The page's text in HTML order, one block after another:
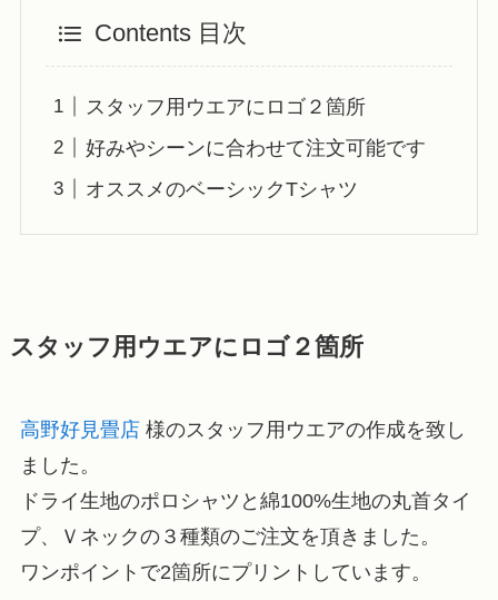
Contents 目次
スタッフ用ウエアにロゴ２箇所
好みやシーンに合わせて注文可能です
オススメのベーシックTシャツ
スタッフ用ウエアにロゴ２箇所
高野好見畳店様のスタッフ用ウエアの作成を致し
ました。
ドライ生地のポロシャツと綿100%生地の丸首タイ
プ、Ｖネックの３種類のご注文を頂きました。
ワンポイントで2箇所にプリントしています。